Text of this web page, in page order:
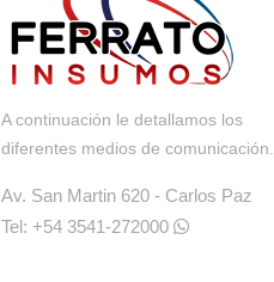
A continuación le detallamos los
diferentes medios de comunicación.
Av. San Martin 620 - Carlos Paz
Tel: +54 3541-272000